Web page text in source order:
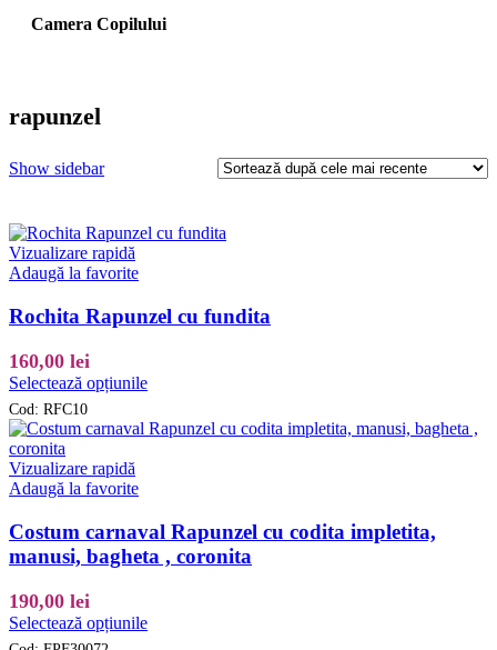
Camera Copilului
rapunzel
Show sidebar
Vizualizare rapidă
Adaugă la favorite
Rochita Rapunzel cu fundita
160,00 lei
Selectează opțiunileAcest
are
mai
pot
fi
alese
produsului.
Cod: RFC10
Vizualizare rapidă
Adaugă la favorite
Costum carnaval Rapunzel cu codita impletita,
manusi, bagheta , coronita
190,00 lei
Selectează opțiunileAcest